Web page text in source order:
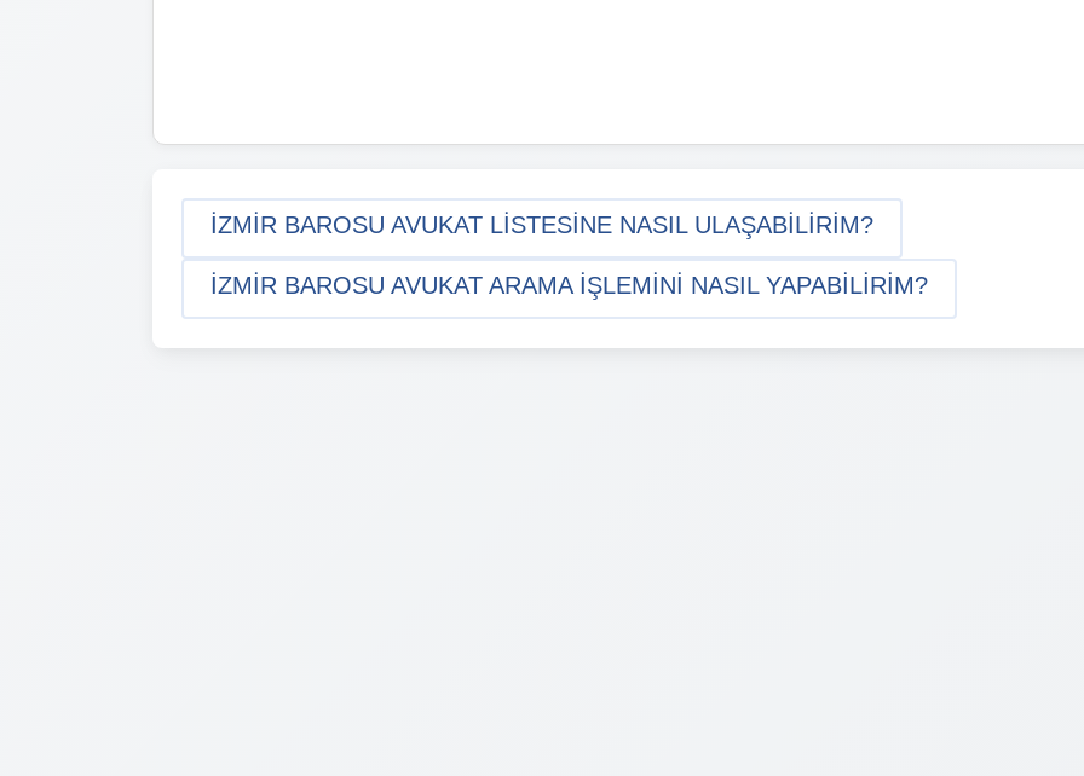
İZMIR BAROSU AVUKAT LISTESINE NASIL ULAŞABILIRIM?
İZMIR BAROSU AVUKAT ARAMA IŞLEMINI NASIL YAPABILIRIM?